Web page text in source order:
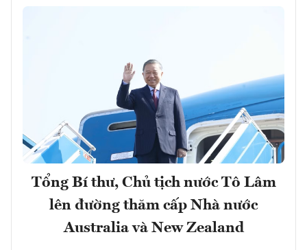
Tổng Bí thư, Chủ tịch nước Tô Lâm
lên đường thăm cấp Nhà nước
Australia và New Zealand